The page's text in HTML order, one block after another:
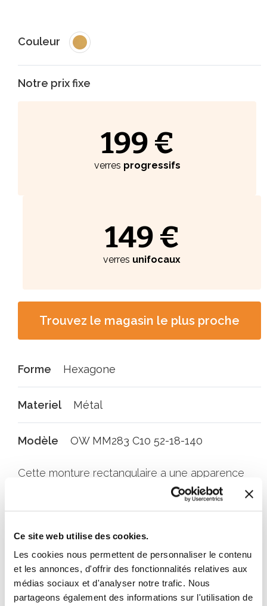
Ce site web utilise des cookies.
Les cookies nous permettent de personnaliser le contenu
et les annonces, d'offrir des fonctionnalités relatives aux
médias sociaux et d'analyser notre trafic. Nous
partageons également des informations sur l'utilisation de
Couleur
Notre prix fixe
199 €
verres progressifs
149 €
verres unifocaux
Trouvez le magasin le plus proche
Forme Hexagone
Materiel Métal
Modèle OW MM283 C10 52-18-140
Cette monture rectangulaire a une apparence
robuste. La monture dorée émane de la passion
et du feu. Parfait si vous souhaitez attirez
verres progressifs inclus.